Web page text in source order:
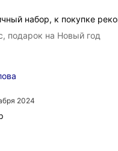
набор, к покупке
подарок на Новый год
2024